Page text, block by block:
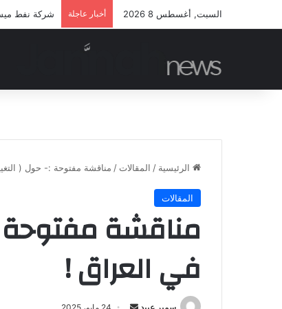
السبت, أغسطس 8 2026 أخبار عاجلة شركة نفط
الرئيسية / المقالات / مناقشة مفتوحة :- حول (
المقالات
مناقشة مفتوحة
في العراق !
أرسل